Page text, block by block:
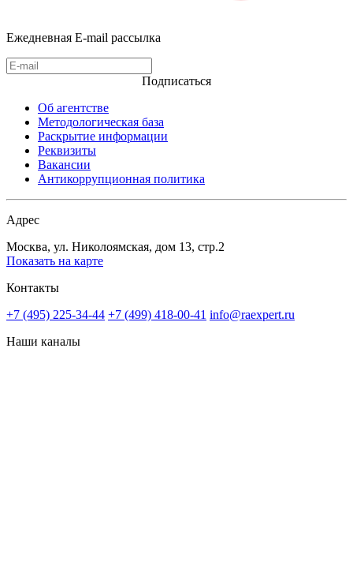
Ежедневная E-mail рассылка
Подписаться
Об агентстве
Методологическая база
Раскрытие информации
Реквизиты
Вакансии
Антикоррупционная политика
Адрес
Москва, ул. Николоямская, дом 13, стр.2
Показать на карте
Контакты
+7 (495) 225-34-44 +7 (499) 418-00-41 info@raexpert.ru
Наши каналы